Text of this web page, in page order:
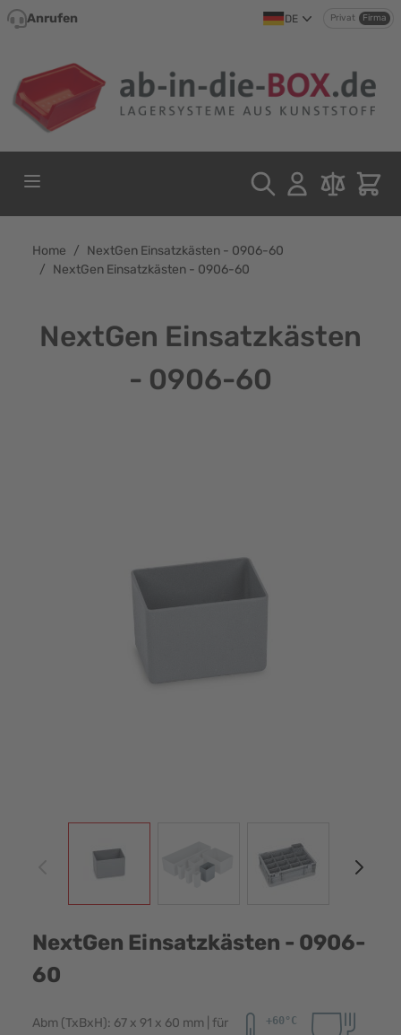
Direkt zum Inhalt
Anrufen DE Privat Firma
Home / NextGen Einsatzkästen - 0906-60
/ NextGen Einsatzkästen - 0906-60
NextGen Einsatzkästen
- 0906-60
NextGen Einsatzkästen - 0906-
60
Abm (TxBxH): 67 x 91 x 60 mm | für